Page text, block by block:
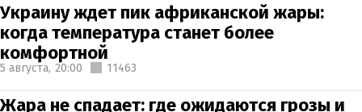
Украину ждет пик африканской жары:
когда температура станет более
комфортной
5 августа, 20:00 11463
Жара не спадает: где ожидаются грозы и